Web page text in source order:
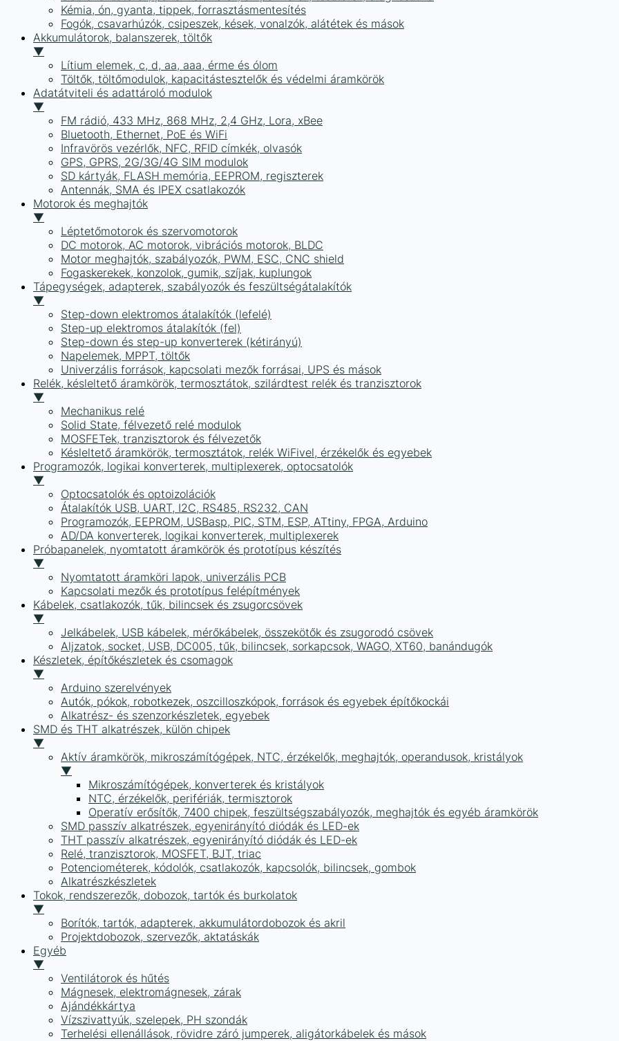
Kémia, ón, gyanta, tippek, forrasztásmentesítés
Fogók, csavarhúzók, csipeszek, kések, vonalzók, alátétek és mások
Akkumulátorok, balanszerek, töltők
▼
Lítium elemek, c, d, aa, aaa, érme és ólom
Töltők, töltőmodulok, kapacitástesztelők és védelmi áramkörök
Adatátviteli és adattároló modulok
▼
FM rádió, 433 MHz, 868 MHz, 2,4 GHz, Lora, xBee
Bluetooth, Ethernet, PoE és WiFi
Infravörös vezérlők, NFC, RFID címkék, olvasók
GPS, GPRS, 2G/3G/4G SIM modulok
SD kártyák, FLASH memória, EEPROM, regiszterek
Antennák, SMA és IPEX csatlakozók
Motorok és meghajtók
▼
Léptetőmotorok és szervomotorok
DC motorok, AC motorok, vibrációs motorok, BLDC
Motor meghajtók, szabályozók, PWM, ESC, CNC shield
Fogaskerekek, konzolok, gumik, szíjak, kuplungok
Tápegységek, adapterek, szabályozók és feszültségátalakítók
▼
Step-down elektromos átalakítók (lefelé)
Step-up elektromos átalakítók (fel)
Step-down és step-up konverterek (kétirányú)
Napelemek, MPPT, töltők
Univerzális források, kapcsolati mezők forrásai, UPS és mások
Relék, késleltető áramkörök, termosztátok, szilárdtest relék és tranzisztorok
▼
Mechanikus relé
Solid State, félvezető relé modulok
MOSFETek, tranzisztorok és félvezetők
Késleltető áramkörök, termosztátok, relék WiFivel, érzékelők és egyebek
Programozók, logikai konverterek, multiplexerek, optocsatolók
▼
Optocsatolók és optoizolációk
Átalakítók USB, UART, I2C, RS485, RS232, CAN
Programozók, EEPROM, USBasp, PIC, STM, ESP, ATtiny, FPGA, Arduino
AD/DA konverterek, logikai konverterek, multiplexerek
Próbapanelek, nyomtatott áramkörök és prototípus készítés
▼
Nyomtatott áramköri lapok, univerzális PCB
Kapcsolati mezők és prototípus felépítmények
Kábelek, csatlakozók, tűk, bilincsek és zsugorcsövek
▼
Jelkábelek, USB kábelek, mérőkábelek, összekötők és zsugorodó csövek
Aljzatok, socket, USB, DC005, tűk, bilincsek, sorkapcsok, WAGO, XT60, banándugók
Készletek, építőkészletek és csomagok
▼
Arduino szerelvények
Autók, pókok, robotkezek, oszcilloszkópok, források és egyebek építőkockái
Alkatrész- és szenzorkészletek, egyebek
SMD és THT alkatrészek, külön chipek
▼
Aktív áramkörök, mikroszámítógépek, NTC, érzékelők, meghajtók, operandusok, kristályok
▼
Mikroszámítógépek, konverterek és kristályok
NTC, érzékelők, perifériák, termisztorok
Operatív erősítők, 7400 chipek, feszültségszabályozók, meghajtók és egyéb áramkörök
SMD passzív alkatrészek, egyenirányító diódák és LED-ek
THT passzív alkatrészek, egyenirányító diódák és LED-ek
Relé, tranzisztorok, MOSFET, BJT, triac
Potenciométerek, kódolók, csatlakozók, kapcsolók, bilincsek, gombok
Alkatrészkészletek
Tokok, rendszerezők, dobozok, tartók és burkolatok
▼
Borítók, tartók, adapterek, akkumulátordobozok és akril
Projektdobozok, szervezők, aktatáskák
Egyéb
▼
Ventilátorok és hűtés
Mágnesek, elektromágnesek, zárak
Ajándékkártya
Vízszivattyúk, szelepek, PH szondák
Terhelési ellenállások, rövidre záró jumperek, aligátorkábelek és mások